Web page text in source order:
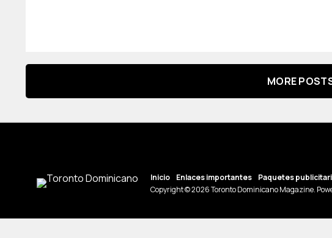
MORE
Inicio Enlaces importantes Paquetes
Copyright © 2026 Toronto Dominicano Magazine.